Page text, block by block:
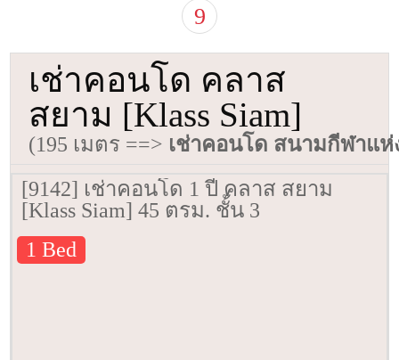
9
เช่าคอนโด คลาส
สยาม [Klass Siam]
(195 เมตร ==> เช่าคอนโด สนามกีฬาแห่
[9142] เช่าคอนโด 1 ปี คลาส สยาม
[Klass Siam] 45 ตรม. ชั้น 3
1 Bed